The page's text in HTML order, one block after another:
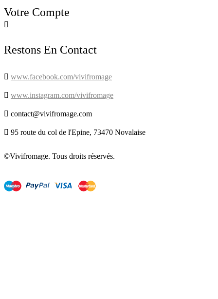
Votre Compte

Restons En Contact
 www.facebook.com/vivifromage
 www.instagram.com/vivifromage
 contact@vivifromage.com
 95 route du col de l'Epine, 73470 Novalaise
©Vivifromage. Tous droits réservés.